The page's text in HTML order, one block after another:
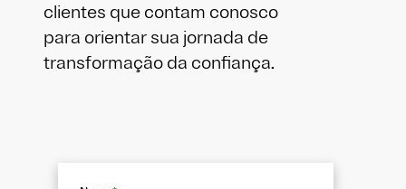
clientes que contam conosco
para orientar sua jornada de
transformação da confiança.